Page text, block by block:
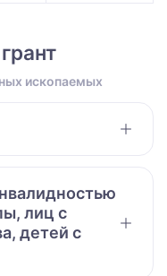
ископаемых
лиц с
детей с